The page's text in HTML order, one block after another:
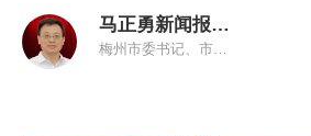
马正勇新闻报道集
梅州市委书记、市人大常委会主任